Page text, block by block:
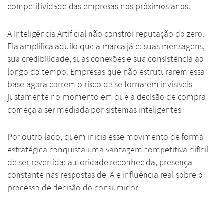
competitividade das empresas nos próximos anos.
A Inteligência Artificial não constrói reputação do zero.
Ela amplifica aquilo que a marca já é: suas mensagens,
sua credibilidade, suas conexões e sua consistência ao
longo do tempo. Empresas que não estruturarem essa
base agora correm o risco de se tornarem invisíveis
justamente no momento em que a decisão de compra
começa a ser mediada por sistemas inteligentes.
Por outro lado, quem inicia esse movimento de forma
estratégica conquista uma vantagem competitiva difícil
de ser revertida: autoridade reconhecida, presença
constante nas respostas de IA e influência real sobre o
processo de decisão do consumidor.